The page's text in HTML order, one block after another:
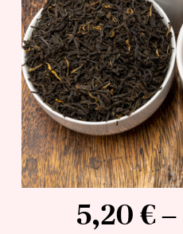
5,20€–